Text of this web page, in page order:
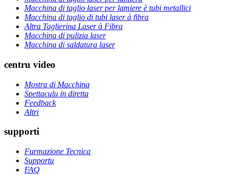
Macchina di taglio laser per lamiere è tubi metallici
Macchina di taglio di tubi laser à fibra
Altra Taglierina Laser à Fibra
Macchina di pulizia laser
Macchina di saldatura laser
centru video
Mostra di Macchina
Spettaculu in diretta
Feedback
Altri
supporti
Furmazione Tecnica
Supportu
FAQ